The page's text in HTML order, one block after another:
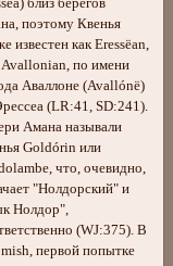
близ берегов
поэтому Квенья
известен как Eressëan,
Avallonian, по имени
Аваллоне (Avallónë)
(LR:41, SD:241).
Амана называли
Goldórin или
что, очевидно,
"Нолдорский" и
Нолдор",
(WJ:375). В
первой попытке